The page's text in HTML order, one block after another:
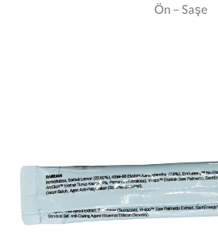
Ön – Saşe